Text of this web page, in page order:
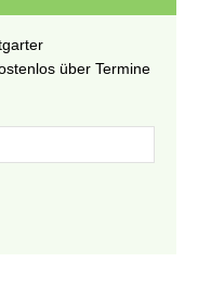
über Termine